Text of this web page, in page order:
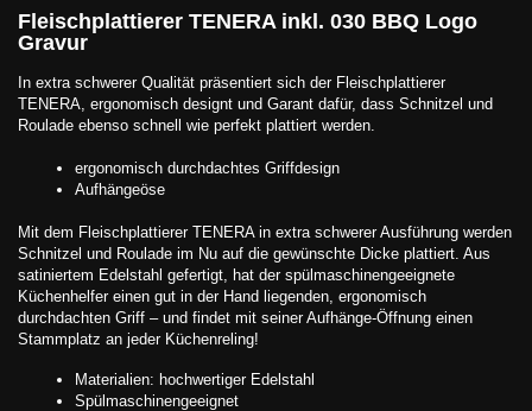
Fleischplattierer TENERA inkl. 030 BBQ Logo
Gravur
In extra schwerer Qualität präsentiert sich der Fleischplattierer
TENERA, ergonomisch designt und Garant dafür, dass Schnitzel und
Roulade ebenso schnell wie perfekt plattiert werden.
ergonomisch durchdachtes Griffdesign
Aufhängeöse
Mit dem Fleischplattierer TENERA in extra schwerer Ausführung werden
Schnitzel und Roulade im Nu auf die gewünschte Dicke plattiert. Aus
satiniertem Edelstahl gefertigt, hat der spülmaschinengeeignete
Küchenhelfer einen gut in der Hand liegenden, ergonomisch
durchdachten Griff – und findet mit seiner Aufhänge-Öffnung einen
Stammplatz an jeder Küchenreling!
Materialien: hochwertiger Edelstahl
Spülmaschinengeeignet